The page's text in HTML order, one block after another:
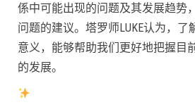
係中可能出现的问题及其发展趋势
问题的建议。塔罗师LUKE认为，了
意义，能够帮助我们更好地把握目
的发展。